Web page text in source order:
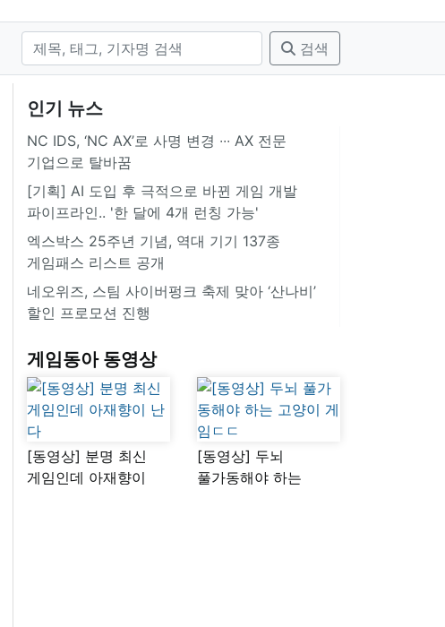
검색
인기 뉴스
NC IDS, ‘NC AX’로 사명 변경 ∙∙∙ AX 전문
기업으로 탈바꿈
[기획] AI 도입 후 극적으로 바뀐 게임 개발
파이프라인.. '한 달에 4개 런칭 가능'
엑스박스 25주년 기념, 역대 기기 137종
게임패스 리스트 공개
네오위즈, 스팀 사이버펑크 축제 맞아 ‘산나비’
할인 프로모션 진행
게임동아 동영상
[동영상] 분명 최신
게임인데 아재향이
[동영상] 두뇌
풀가동해야 하는